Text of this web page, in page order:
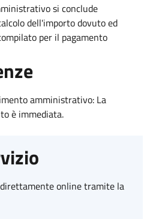
si conclude
dell'importo dovuto ed
per il pagamento
amministrativo: La
è immediata.
online tramite la